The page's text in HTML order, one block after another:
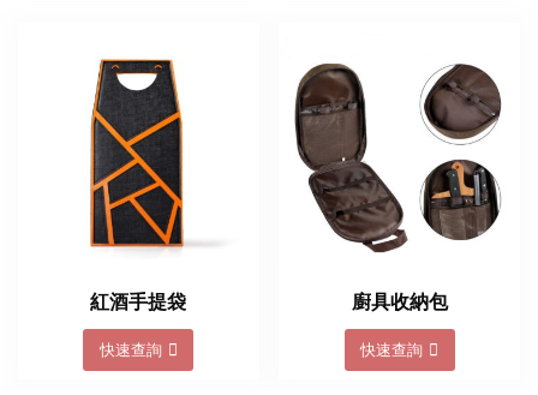
紅酒手提袋
快速查詢
廚具收納包
快速查詢